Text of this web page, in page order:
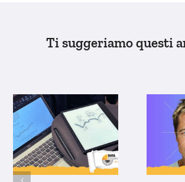
Ti suggeriamo questi